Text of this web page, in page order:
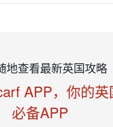
地查看最新英国攻略
APP，你的
必备APP